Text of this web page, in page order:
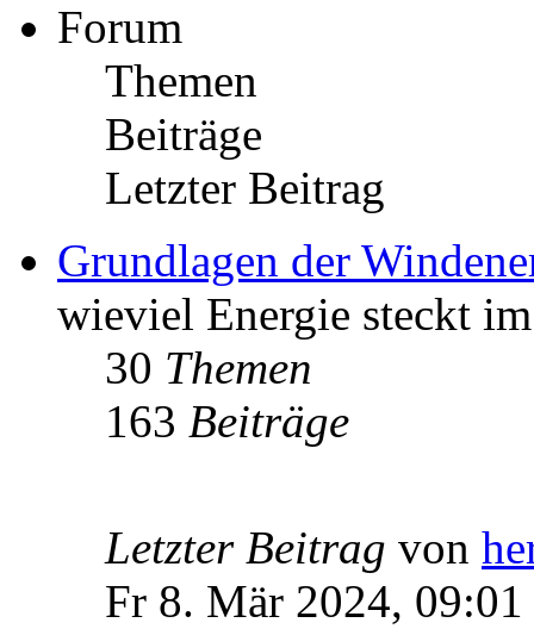
Forum
Themen
Beiträge
Letzter Beitrag
Grundlagen der
wieviel Energie steckt
30 Themen
163 Beiträge
Letzter Beitrag von
Fr 8. Mär 2024, 09:01